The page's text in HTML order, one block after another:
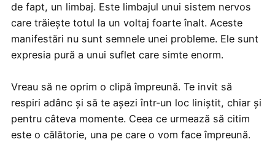
de fapt, un limbaj. Este limbajul unui sistem nervos
care trăiește totul la un voltaj foarte înalt. Aceste
manifestări nu sunt semnele unei probleme. Ele sunt
expresia pură a unui suflet care simte enorm.
Vreau să ne oprim o clipă împreună. Te invit să
respiri adânc și să te așezi într-un loc liniștit, chiar și
pentru câteva momente. Ceea ce urmează să citim
este o călătorie, una pe care o vom face împreună.